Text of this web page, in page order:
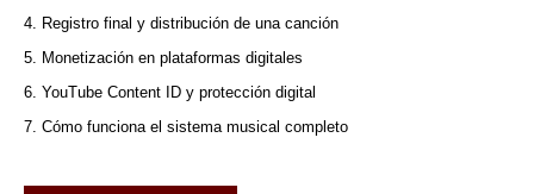
4. Registro final y distribución de una canción
5. Monetización en plataformas digitales
6. YouTube Content ID y protección digital
7. Cómo funciona el sistema musical completo